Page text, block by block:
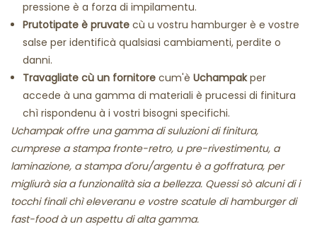
pressione è a forza di impilamentu.
Prutotipate è pruvate cù u vostru hamburger è e vostre
salse per identificà qualsiasi cambiamenti, perdite o
danni.
Travagliate cù un fornitore cum'è Uchampak per
accede à una gamma di materiali è prucessi di finitura
chì rispondenu à i vostri bisogni specifichi.
Uchampak offre una gamma di suluzioni di finitura,
cumprese a stampa fronte-retro, u pre-rivestimentu, a
laminazione, a stampa d'oru/argentu è a goffratura, per
migliurà sia a funzionalità sia a bellezza. Quessi sò alcuni di i
tocchi finali chì eleveranu e vostre scatule di hamburger di
fast-food à un aspettu di alta gamma.